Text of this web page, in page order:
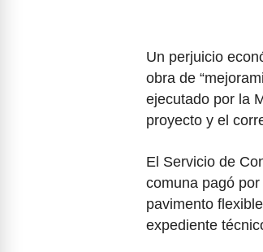
Un perjuicio
obra de
ejecutado por la
proyecto y el
El Servicio de
comuna pagó
pavimento
expediente